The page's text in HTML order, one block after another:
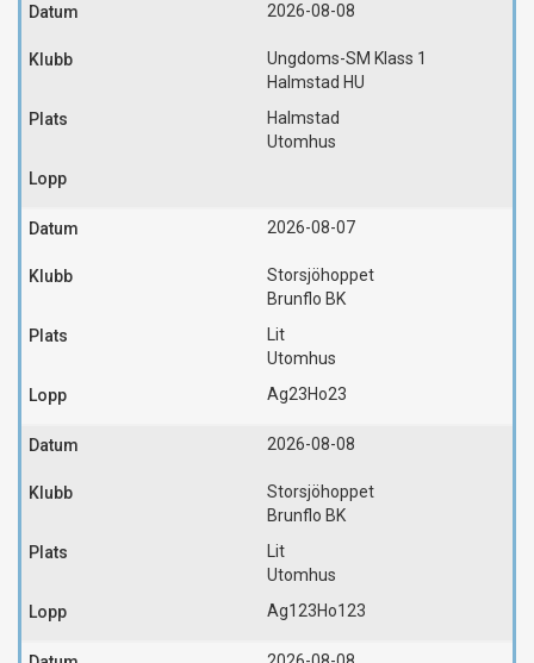
2026-08-08
Ungdoms-SM Klass 1
Halmstad HU
Halmstad
Utomhus
2026-08-07
Storsjöhoppet
Brunflo BK
Lit
Utomhus
Ag23Ho23
2026-08-08
Storsjöhoppet
Brunflo BK
Lit
Utomhus
Ag123Ho123